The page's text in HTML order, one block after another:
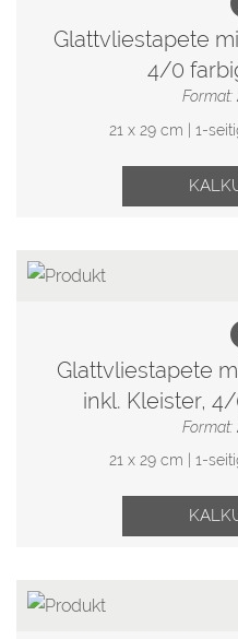
Glattvliestapete
4/0
Format:
21 x 29 cm | 1-
Glattvliestapete
inkl. Kleister,
Format:
21 x 29 cm | 1-